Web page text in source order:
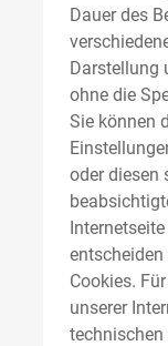
Dauer des
Darstellung
ohne die
Sie können
oder diesen
entscheiden
Cookies.
unserer
technischen